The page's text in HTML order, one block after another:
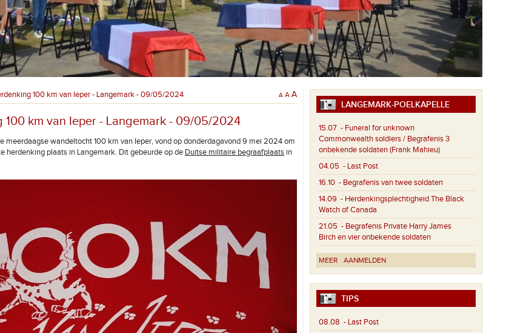
100 km van Ieper - Langemark - 09/05/2024 A A A
100 km van Ieper - Langemark - 09/05/2024
meerdaagse wandeltocht 100 km van Ieper, vond op donderdagavond 9 mei 2024 om
herdenking plaats in Langemark. Dit gebeurde op de Duitse militaire begraafplaats in
LANGEMARK-POELKAPELLE
15.07 - Funeral for unknown
Commonwealth soldiers / Begrafenis 3
onbekende soldaten (Frank Mahieu)
04.05 - Last Post
16.10 - Begrafenis van twee soldaten
14.09 - Herdenkingsplechtigheid The Black
Watch of Canada
21.05 - Begrafenis Private Harry James
Birch en vier onbekende soldaten
MEER AANMELDEN
TIPS
08.08 - Last Post